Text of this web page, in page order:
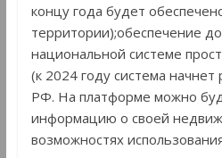
концу года будет
территории);обеспечение
национальной системе
(к 2024 году система начнет
РФ. На платформе можно
информацию о своей
возможностях